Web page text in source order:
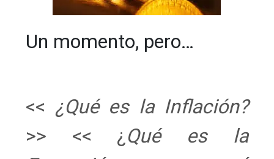
Un momento, pero…
<< ¿Qué es la Inflación?
>> << ¿ Qué es la